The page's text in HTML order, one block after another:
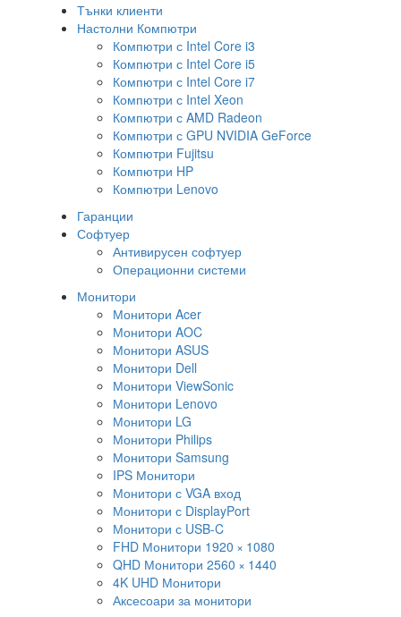
Тънки клиенти
Настолни Компютри
Компютри с Intel Core i3
Компютри с Intel Core i5
Компютри с Intel Core i7
Компютри с Intel Xeon
Компютри с AMD Radeon
Компютри с GPU NVIDIA GeForce
Компютри Fujitsu
Компютри HP
Компютри Lenovo
Гаранции
Софтуер
Антивирусен софтуер
Операционни системи
Монитори
Монитори Acer
Монитори AOC
Монитори ASUS
Монитори Dell
Монитори ViewSonic
Монитори Lenovo
Монитори LG
Монитори Philips
Монитори Samsung
IPS Монитори
Монитори с VGA вход
Монитори с DisplayPort
Монитори с USB-C
FHD Монитори 1920 × 1080
QHD Монитори 2560 × 1440
4K UHD Монитори
Аксесоари за монитори